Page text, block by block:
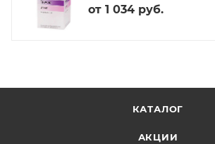
от 1 034 руб.
КАТАЛОГ
АКЦИИ